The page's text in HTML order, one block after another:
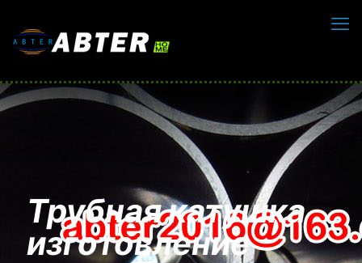
Трубная катушка
изготовление